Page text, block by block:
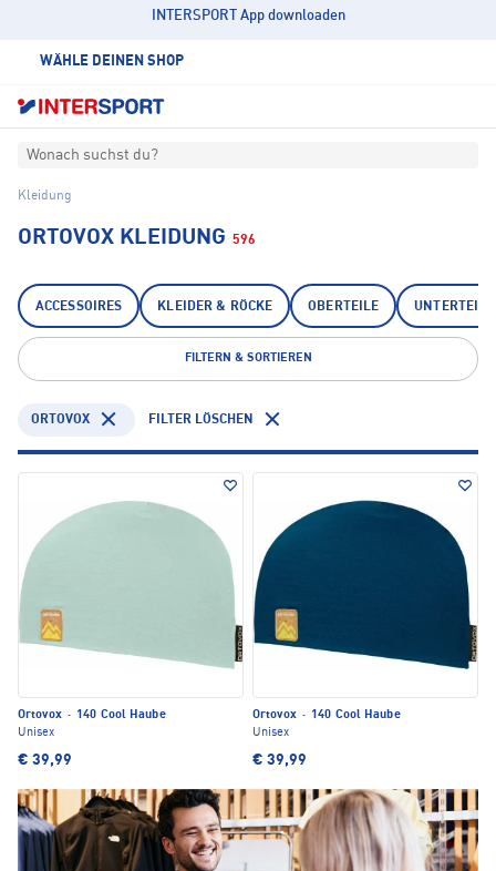
INTERSPORT App downloaden
WÄHLE DEINEN SHOP
Wonach suchst du?
Kleidung
ORTOVOX KLEIDUNG 596
ACCESSOIRES KLEIDER & RÖCKE OBERTEILE UNTERTEILE
FILTERN & SORTIEREN
ORTOVOX FILTER LÖSCHEN
Ortovox · 140 Cool Haube
Unisex
€ 39,99
Ortovox · 140 Cool Haube
Unisex
€ 39,99